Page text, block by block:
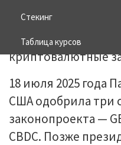
Стекинг
Таблица курсов
18 июля 2025 года
США одобрила три
законопроекта —
CBDC. Позже